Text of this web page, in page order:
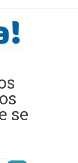
se